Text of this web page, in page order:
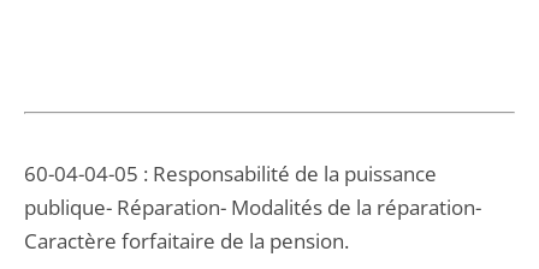
60-04-04-05 : Responsabilité de la puissance
publique- Réparation- Modalités de la réparation-
Caractère forfaitaire de la pension.